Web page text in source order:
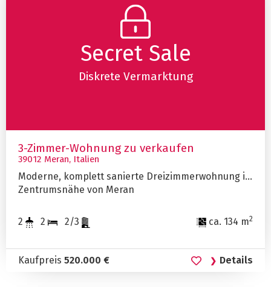
Secret Sale
Diskrete Vermarktung
3-Zimmer-Wohnung zu verkaufen
39012 Meran, Italien
Moderne, komplett sanierte Dreizimmerwohnung in
Zentrumsnähe von Meran
ca. 134 m2
2 2 2/3
Kaufpreis 520.000 € Details